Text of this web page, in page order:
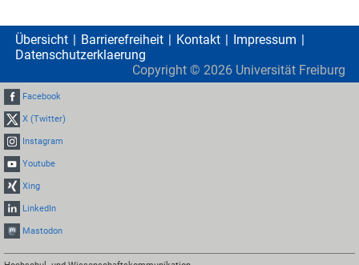
Übersicht Barrierefreiheit Kontakt
Impressum
Datenschutzerklaerung
Copyright © 2026 Universität Freiburg
Facebook
X (Twitter)
Instagram
Youtube
Xing
LinkedIn
Mastodon